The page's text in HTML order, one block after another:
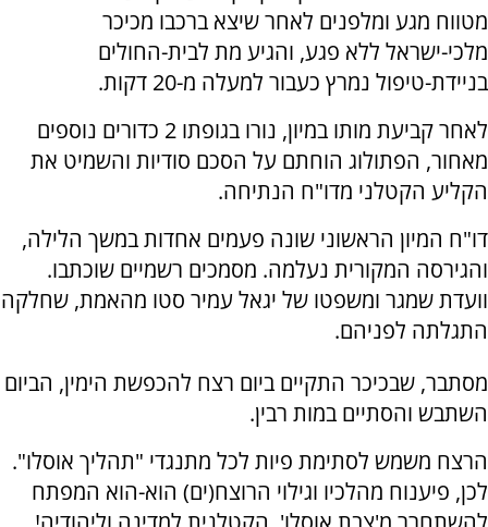
מטווח מגע ומלפנים לאחר שיצא ברכבו מכיכר
מלכי-ישראל ללא פגע, והגיע מת לבית-החולים
בניידת-טיפול נמרץ כעבור למעלה מ-20 דקות.
לאחר קביעת מותו במיון, נורו בגופתו 2 כדורים נוספים
מאחור, הפתולוג הוחתם על הסכם סודיות והשמיט את
הקליע הקטלני מדו"ח הנתיחה.
דו"ח המיון הראשוני שונה פעמים אחדות במשך הלילה,
והגירסה המקורית נעלמה. מסמכים רשמיים שוכתבו.
וועדת שמגר ומשפטו של יגאל עמיר סטו מהאמת, שחלקה
התגלתה לפניהם.
מסתבר, שבכיכר התקיים ביום רצח להכפשת הימין, הביום
השתבש והסתיים במות רבין.
הרצח משמש לסתימת פיות לכל מתנגדי "תהליך אוסלו".
לכן, פיענוח מהלכיו וגילוי הרוצח(ים) הוא-הוא המפתח